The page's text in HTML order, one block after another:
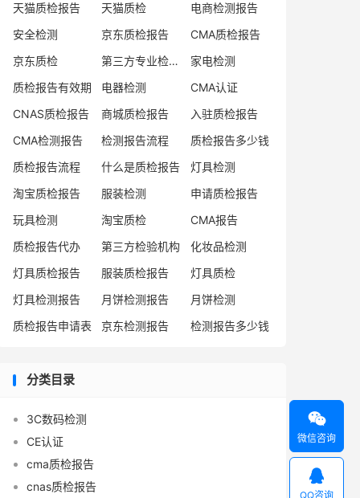
天猫质检报告
天猫质检
电商检测报告
安全检测
京东质检报告
CMA质检报告
京东质检
第三方专业检验机构
家电检测
质检报告有效期
电器检测
CMA认证
CNAS质检报告
商城质检报告
入驻质检报告
CMA检测报告
检测报告流程
质检报告多少钱
质检报告流程
什么是质检报告
灯具检测
淘宝质检报告
服装检测
申请质检报告
玩具检测
淘宝质检
CMA报告
质检报告代办
第三方检验机构
化妆品检测
灯具质检报告
服装质检报告
灯具质检
灯具检测报告
月饼检测报告
月饼检测
质检报告申请表
京东检测报告 检测报告多少钱
分类目录
3C数码检测
CE认证
cma质检报告
cnas质检报告

微信咨询

QQ咨询